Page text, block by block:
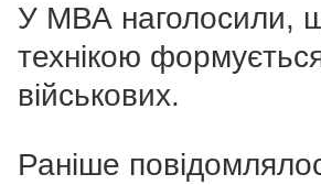
У МВА наголосили,
технікою
військових.
Раніше